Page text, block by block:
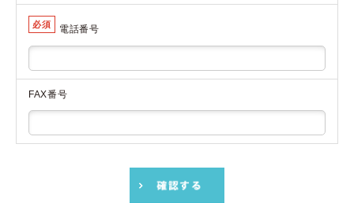
必須 電話番号
FAX番号